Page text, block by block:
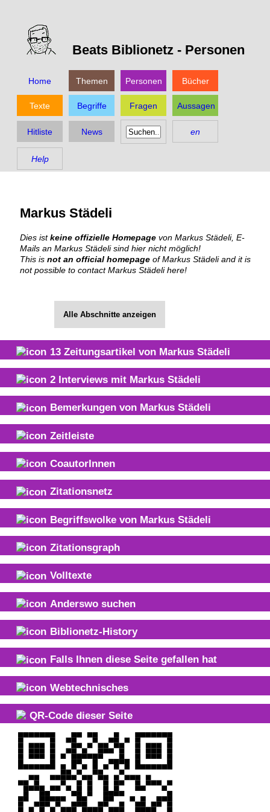
Beats Biblionetz - Personen
Home Themen Personen Bücher
Texte Begriffe Fragen Aussagen
Hitliste News en
Help
Markus Städeli
Dies istkeine offizielle Homepage von Markus Städeli, E-
Mails an Markus Städeli sind hier nicht möglich!
This is not an official homepage of Markus Städeli and it is
not possible to contact Markus Städeli here!
Alle Abschnitte anzeigen
13 Zeitungsartikel von Markus Städeli
2 Interviews mit Markus Städeli
Bemerkungen von Markus Städeli
Zeitleiste
CoautorInnen
Zitationsnetz
Begriffswolke von Markus Städeli
Zitationsgraph
Volltexte
Anderswo suchen
Biblionetz-History
Falls Ihnen diese Seite gefallen hat
Webtechnisches
QR-Code dieser Seite